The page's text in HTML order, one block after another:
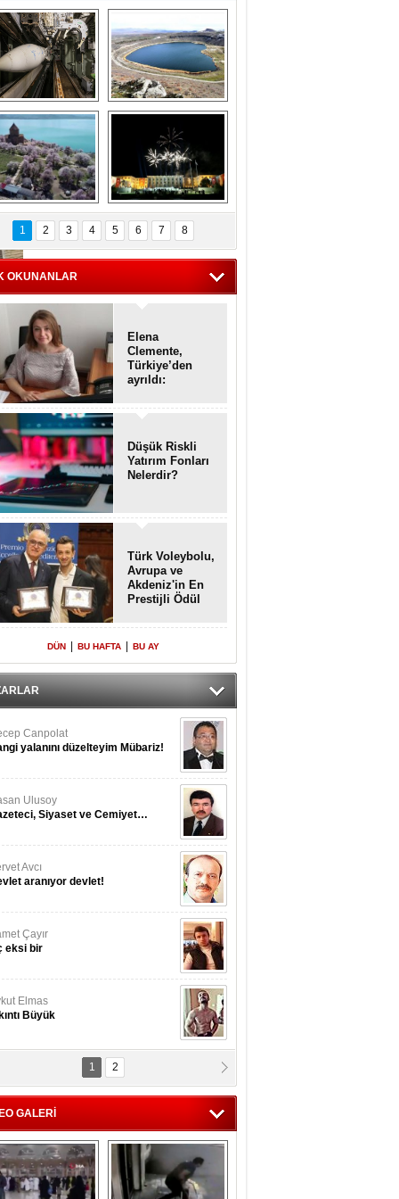
Askeri gemi
terk
gemilerin
etkileyici
görüntüleri
Kapadokya'nın
ilkbaharda bir başka
güzel
kalan
Akdamar Adası
çiçekleri ile
bir güzellik
Haftanın
fotoğrafları
1 2 3 4 5 6 7 8
OKUNANLAR
Elena
Clemente,
Türkiye’den
ayrıldı:
Enkaz!
Düşük Riskli
Yatırım Fonları
Nelerdir?
Türk Voleybolu,
Avrupa ve
Akdeniz'in En
Prestijli Ödül
Yeniden Onur
Konuğu
DÜN BU HAFTA BU AY
Canpolat
yalanını düzelteyim Mübariz!
Ulusoy
Siyaset ve Cemiyet…
Avcı
aranıyor devlet!
Çayır
eksi bir
Elmas
Büyük
Akyol
...!
1 2
GALERİ